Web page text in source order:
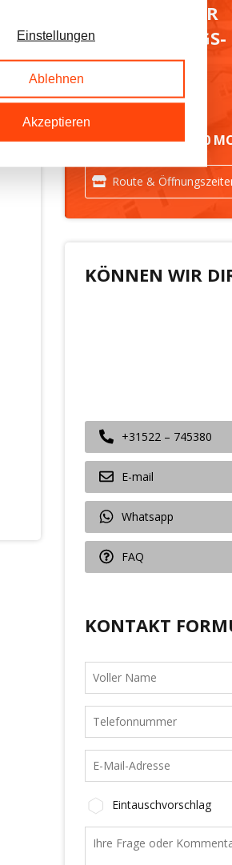
BESUCH UNSER
AUSSTELLUNGS-
GELÄNDE
IMMER MEHR ALS 50
Route &
KÖNNEN WIR
+31522 – 745380
E-mail
Whatsapp
FAQ
KONTAKT
Eintauschvorschlag
Einstellungen
Ablehnen
Akzeptieren